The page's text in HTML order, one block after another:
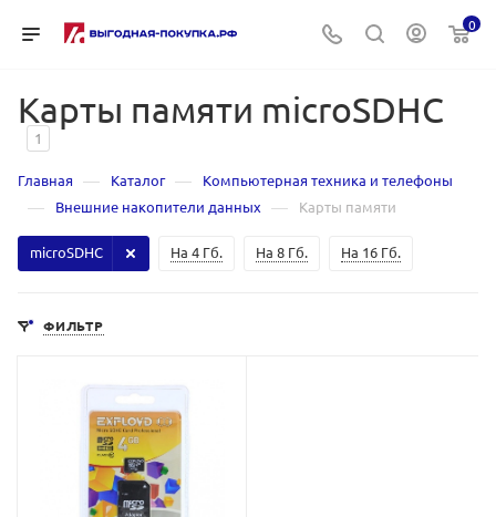
0
Карты памяти microSDHC
1
Главная — Каталог — Компьютерная техника и телефоны
— Внешние накопители данных — Карты памяти
На 4 Гб. На 8 Гб. На 16 Гб.
microSDHC
ФИЛЬТР